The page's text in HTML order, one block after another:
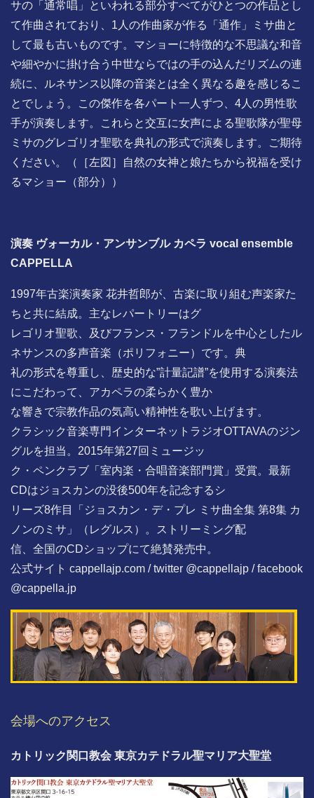
サの「通常唱」といわれる部分すべてがひとつの作品とし
て作曲されており、1人の作曲家が作る「通作」ミサ曲と
して最も古いものです。マショーに特徴的な不思議な和音
や細やかに掛け合う中世ならではの手の込んだリズムの連
続に、ルネサンス以降の音楽とは全く異なる趣を感じるこ
とでしょう。この傑作を各パート一人ずつ、4人の男性歌
手が演奏します。これらと交互に女声による聖歌隊が聖母
ミサのグレゴリオ聖歌を典礼の形式で演奏します。ご期待
ください。（［左図］自然の女神と娘たちから祝福を受け
るマショー（部分））
演奏 ヴォーカル・アンサンブル カペラ vocal ensemble
CAPPELLA
1997年古楽演奏家 花井哲郎が、古楽に取り組む声楽家た
ちと共に結成。主なレパートリーはグ
レゴリオ聖歌、及びフランス・フランドルを中心としたル
ネサンスの多声音楽（ポリフォニー）です。典
礼の形式を尊重し、歴史的な”計量記譜”を使用する演奏法
にこだわって、アカペラの柔らかく豊か
な響きで宗教作品の気高い精神性を歌い上げます。
クラシック音楽専門インターネットラジオOTTAVAのジン
グルを担当。2015年第27回ミュージッ
ク・ペンクラブ「室内楽・合唱音楽部門賞」受賞。最新
CDはジョスカンの没後500年を記念するシ
リーズ8作目「ジョスカン・デ・プレ ミサ曲全集 第8集 カ
ノンのミサ」（レグルス）。ストリーミング配
信、全国のCDショップにて絶賛発売中。
公式サイト cappellajp.com / twitter @cappellajp / facebook
@cappella.jp
会場へのアクセス
カトリック関口教会 東京カテドラル聖マリア大聖堂